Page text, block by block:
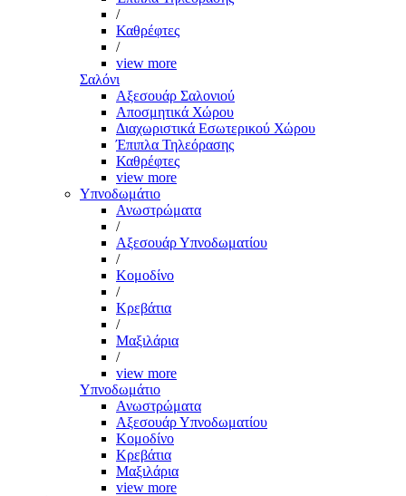
/
Καθρέφτες
/
view more
Σαλόνι
Αξεσουάρ Σαλονιού
Αποσμητικά Χώρου
Διαχωριστικά Εσωτερικού Χώρου
Έπιπλα Τηλεόρασης
Καθρέφτες
view more
Υπνοδωμάτιο
Ανωστρώματα
/
Αξεσουάρ Υπνοδωματίου
/
Κομοδίνο
/
Κρεβάτια
/
Μαξιλάρια
/
view more
Υπνοδωμάτιο
Ανωστρώματα
Αξεσουάρ Υπνοδωματίου
Κομοδίνο
Κρεβάτια
Μαξιλάρια
view more